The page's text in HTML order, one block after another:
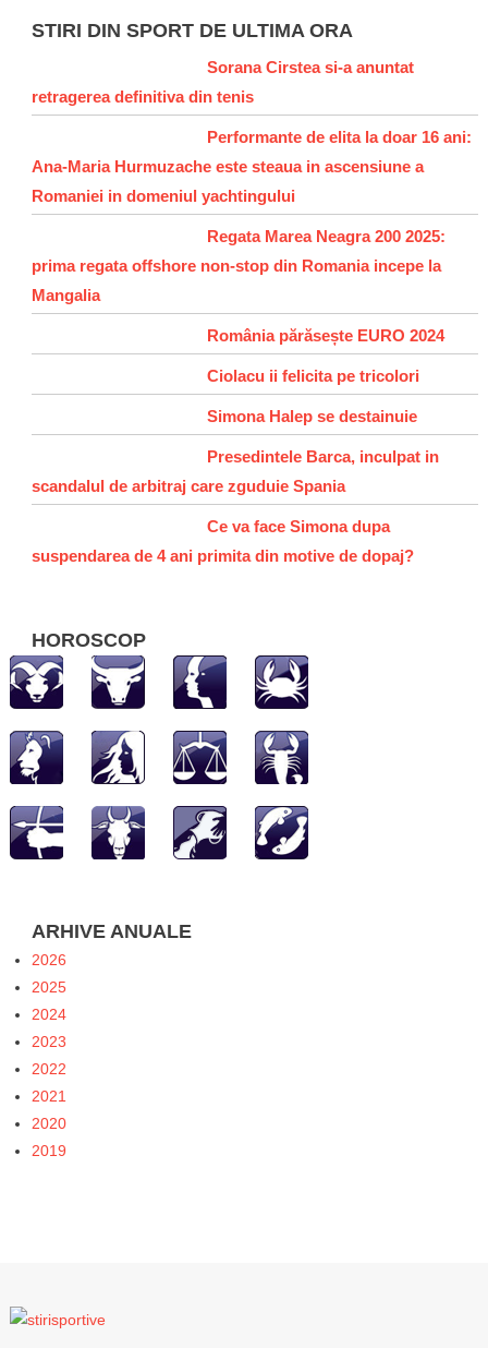
STIRI DIN SPORT DE ULTIMA ORA
Sorana Cirstea si-a anuntat
retragerea definitiva din tenis
Performante de elita la doar 16 ani:
Ana-Maria Hurmuzache este steaua in ascensiune a
Romaniei in domeniul yachtingului
Regata Marea Neagra 200 2025:
prima regata offshore non-stop din Romania incepe la
Mangalia
România părăsește EURO 2024
Ciolacu ii felicita pe tricolori
Simona Halep se destainuie
Presedintele Barca, inculpat in
scandalul de arbitraj care zguduie Spania
Ce va face Simona dupa
suspendarea de 4 ani primita din motive de dopaj?
HOROSCOP
ARHIVE ANUALE
2026
2025
2024
2023
2022
2021
2020
2019